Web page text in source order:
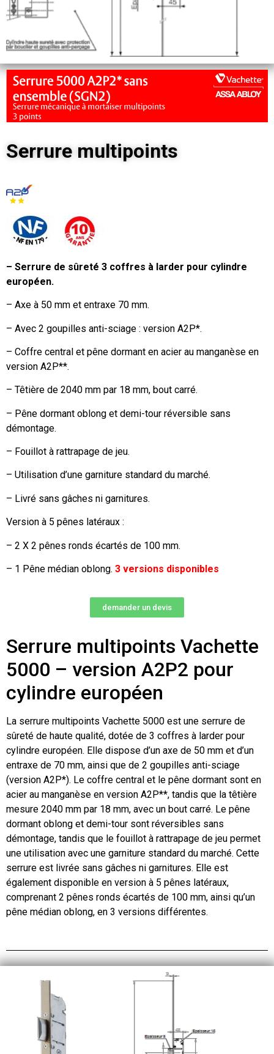
Serrure multipoints
– Serrure de sûreté 3 coffres à larder pour cylindre
européen.
– Axe à 50 mm et entraxe 70 mm.
– Avec 2 goupilles anti-sciage : version A2P*.
– Coffre central et pêne dormant en acier au manganèse en
version A2P**.
– Têtière de 2040 mm par 18 mm, bout carré.
– Pêne dormant oblong et demi-tour réversible sans
démontage.
– Fouillot à rattrapage de jeu.
– Utilisation d’une garniture standard du marché.
– Livré sans gâches ni garnitures.
Version à 5 pênes latéraux :
– 2 X 2 pênes ronds écartés de 100 mm.
– 1 Pêne médian oblong. 3 versions disponibles
demander un devis
Serrure multipoints Vachette
5000 – version A2P2 pour
cylindre européen
La serrure multipoints Vachette 5000 est une serrure de
sûreté de haute qualité, dotée de 3 coffres à larder pour
cylindre européen. Elle dispose d’un axe de 50 mm et d’un
entraxe de 70 mm, ainsi que de 2 goupilles anti-sciage
(version A2P*). Le coffre central et le pêne dormant sont en
acier au manganèse en version A2P**, tandis que la têtière
mesure 2040 mm par 18 mm, avec un bout carré. Le pêne
dormant oblong et demi-tour sont réversibles sans
démontage, tandis que le fouillot à rattrapage de jeu permet
une utilisation avec une garniture standard du marché. Cette
serrure est livrée sans gâches ni garnitures. Elle est
également disponible en version à 5 pênes latéraux,
comprenant 2 pênes ronds écartés de 100 mm, ainsi qu’un
pêne médian oblong, en 3 versions différentes.